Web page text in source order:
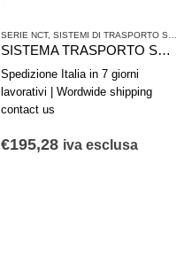
,TECNICHE DEL VUOTO
SERIE NCT, SISTEMI DI TRASPORTO SENZA CONTATTO
SISTEMA TRASPORTO SENZA CONTATTO AVENTICS SERIE NCT-AL R412010373
Spedizione Italia in 7 giorni
lavorativi | Wordwide shipping
contact us
€195,28 iva esclusa